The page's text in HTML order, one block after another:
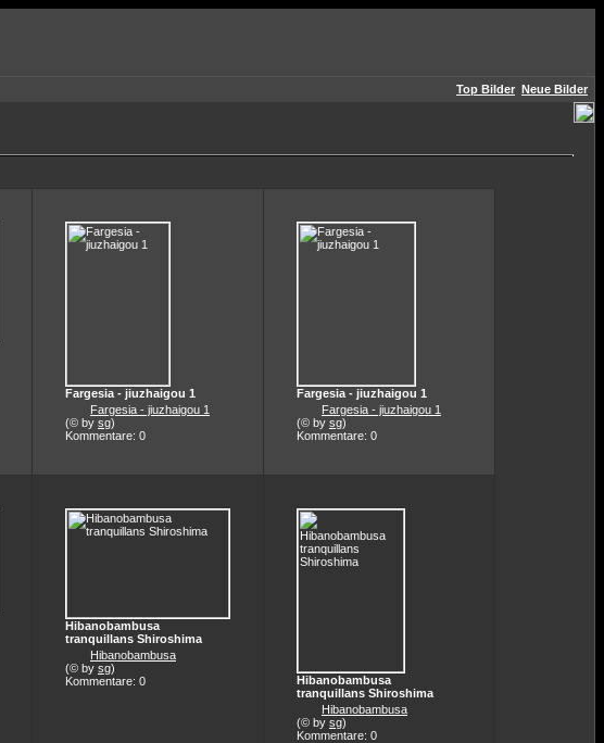
Top Bilder Neue Bilder
Fargesia - jiuzhaigou 1
Fargesia - jiuzhaigou 1
(© by sg)
Kommentare: 0
Fargesia - jiuzhaigou 1
Fargesia - jiuzhaigou 1
(© by sg)
Kommentare: 0
Hibanobambusa
tranquillans Shiroshima
Hibanobambusa
(© by sg)
Kommentare: 0
Hibanobambusa
tranquillans Shiroshima
Hibanobambusa
(© by sg)
Kommentare: 0